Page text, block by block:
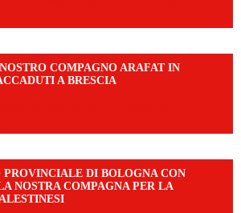
COMPAGNO ARAFAT IN
A BRESCIA
DI BOLOGNA CON
NOSTRA COMPAGNA PER LA